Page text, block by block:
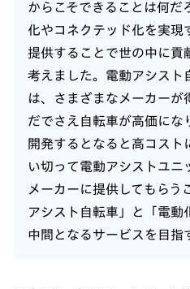
からこそできることは何だ
化やコネクテッド化を実現
提供することで世の中に貢
考えました。電動アシスト
は、さまざまなメーカーが
だでさえ自転車が高価にな
開発するとなると高コスト
い切って電動アシストユニ
メーカーに提供してもらう
アシスト自転車」と「電動
中間となるサービスを目指